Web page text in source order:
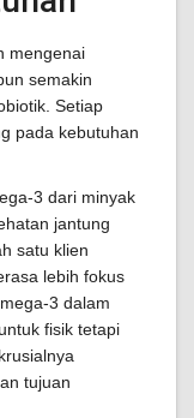
mengenai
semakin
Setiap
pada kebutuhan
3 dari minyak
jantung
satu klien
lebih fokus
3 dalam
fisik tetapi
tujuan